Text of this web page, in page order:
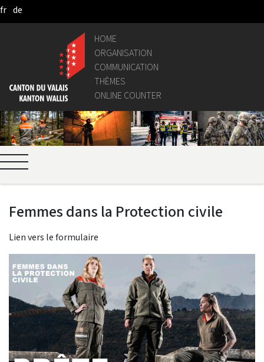
Skip to Main Content
fr de
HOME
ORGANISATION
COMMUNICATION
THÈMES
ONLINE COUNTER
Femmes dans la Protection civile
Lien vers le formulaire